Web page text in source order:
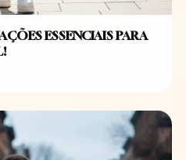
ESSENCIAIS PARA